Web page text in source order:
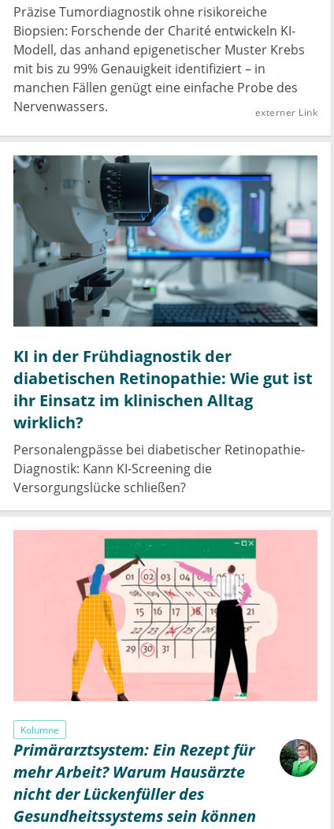
Präzise Tumordiagnostik ohne risikoreiche
Biopsien: Forschende der Charité entwickeln KI-
Modell, das anhand epigenetischer Muster Krebs
mit bis zu 99% Genauigkeit identifiziert – in
manchen Fällen genügt eine einfache Probe des
Nervenwassers.
externer Link
KI in der Frühdiagnostik der
diabetischen Retinopathie: Wie gut ist
ihr Einsatz im klinischen Alltag
wirklich?
Personalengpässe bei diabetischer Retinopathie-
Diagnostik: Kann KI-Screening die
Versorgungslücke schließen?
Kolumne
Primärarztsystem: Ein Rezept für
mehr Arbeit? Warum Hausärzte
nicht der Lückenfüller des
Gesundheitssystems sein können